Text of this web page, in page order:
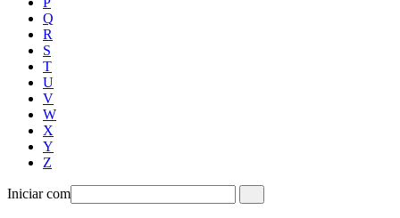
Q
R
S
T
U
V
W
X
Y
Z
Iniciar com